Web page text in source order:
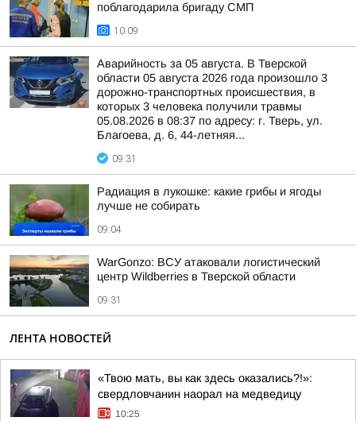
поблагодарила бригаду СМП
10:09
Аварийность за 05 августа. В Тверской
области 05 августа 2026 года произошло 3
дорожно-транспортных происшествия, в
которых 3 человека получили травмы
05.08.2026 в 08:37 по адресу: г. Тверь, ул.
Благоева, д. 6, 44-летняя...
09:31
Радиация в лукошке: какие грибы и ягоды
лучше не собирать
09:04
WarGonzo: ВСУ атаковали логистический
центр Wildberries в Тверской области
09:31
ЛЕНТА НОВОСТЕЙ
«Твою мать, вы как здесь оказались?!»:
свердловчанин наорал на медведицу
10:25